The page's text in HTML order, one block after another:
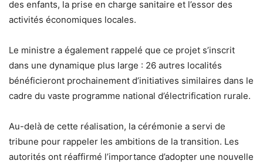
des enfants, la prise en charge sanitaire et l’essor des
activités économiques locales.
Le ministre a également rappelé que ce projet s’inscrit
dans une dynamique plus large : 26 autres localités
bénéficieront prochainement d’initiatives similaires dans le
cadre du vaste programme national d’électrification rurale.
Au-delà de cette réalisation, la cérémonie a servi de
tribune pour rappeler les ambitions de la transition. Les
autorités ont réaffirmé l’importance d’adopter une nouvelle